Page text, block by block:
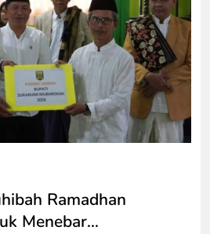
Ramadhan
Menebar…